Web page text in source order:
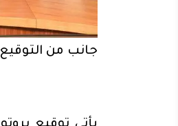
جانب من التوقيع